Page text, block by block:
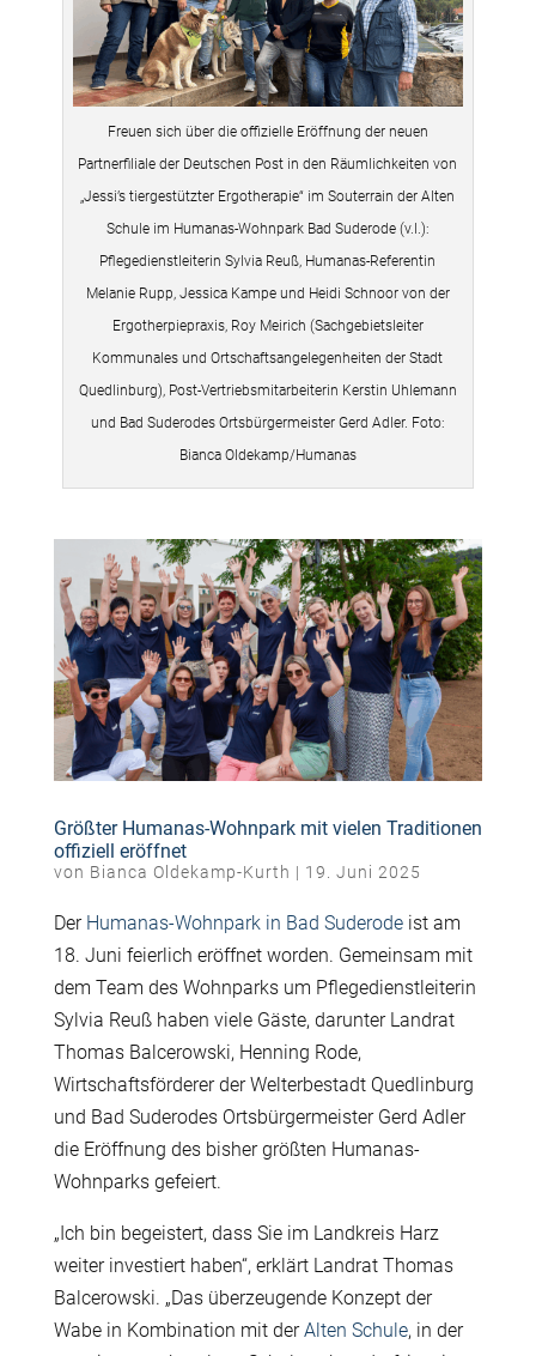
Freuen sich über die offizielle Eröffnung der neuen
Partnerfiliale der Deutschen Post in den Räumlichkeiten von
„Jessi’s tiergestützter Ergotherapie“ im Souterrain der Alten
Schule im Humanas-Wohnpark Bad Suderode (v.l.):
Pflegedienstleiterin Sylvia Reuß, Humanas-Referentin
Melanie Rupp, Jessica Kampe und Heidi Schnoor von der
Ergotherpiepraxis, Roy Meirich (Sachgebietsleiter
Kommunales und Ortschaftsangelegenheiten der Stadt
Quedlinburg), Post-Vertriebsmitarbeiterin Kerstin Uhlemann
und Bad Suderodes Ortsbürgermeister Gerd Adler. Foto:
Bianca Oldekamp/Humanas
Größter Humanas-Wohnpark mit vielen Traditionen
offiziell eröffnet
von Bianca Oldekamp-Kurth | 19. Juni 2025
Der Humanas-Wohnpark in Bad Suderodeist am
18. Juni feierlich eröffnet worden. Gemeinsam mit
dem Team des Wohnparks um Pflegedienstleiterin
Sylvia Reuß haben viele Gäste, darunter Landrat
Thomas Balcerowski, Henning Rode,
Wirtschaftsförderer der Welterbestadt Quedlinburg
und Bad Suderodes Ortsbürgermeister Gerd Adler
die Eröffnung des bisher größten Humanas-
Wohnparks gefeiert.
„Ich bin begeistert, dass Sie im Landkreis Harz
weiter investiert haben“, erklärt Landrat Thomas
Balcerowski. „Das überzeugende Konzept der
Wabe in Kombination mit derAlten Schule, in der